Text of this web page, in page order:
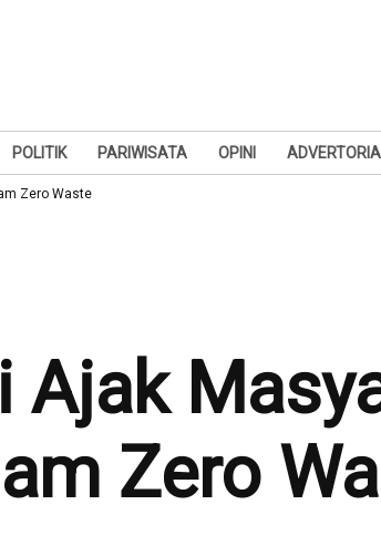
POLITIK PARIWISATA OPINI
Zero Waste
Ajak
Zero